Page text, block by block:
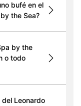
bufé en el
the Sea?
by the
o todo
Leonardo